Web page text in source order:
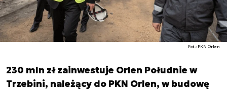
Fot.: PKN Orlen
230 mln zł zainwestuje Orlen Południe w
Trzebini, należący do PKN Orlen, w budowę